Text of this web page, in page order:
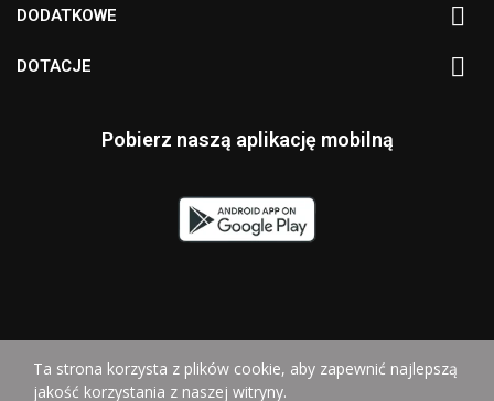
DODATKOWE 
DOTACJE 
Pobierz naszą aplikację mobilną
Ta strona korzysta z plików cookie, aby zapewnić najlepszą
jakość korzystania z naszej witryny.